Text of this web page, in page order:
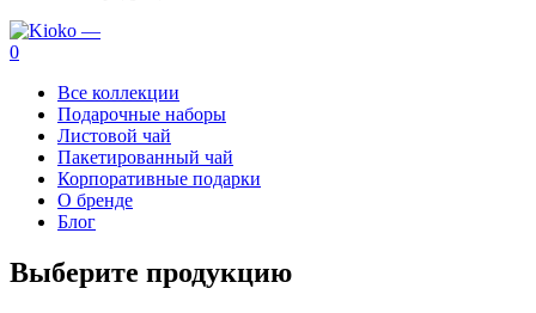
0
Все коллекции
Подарочные наборы
Листовой чай
Пакетированный чай
Корпоративные подарки
О бренде
Блог
Выберите продукцию